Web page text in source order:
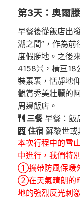
第3天：奧爾
早餐後從飯店出
湖之間”，作為前
度假勝地。之後
4158米，橫亘18
裝素裹，恬靜地
觀賞秀美壯麗的
周邊飯店。
三餐早餐：飯
住宿 蘇黎世或
本次行程中的雪
中進行，我們特
①攜帶防風保暖
②在天氣晴朗的
地的強烈反光刺